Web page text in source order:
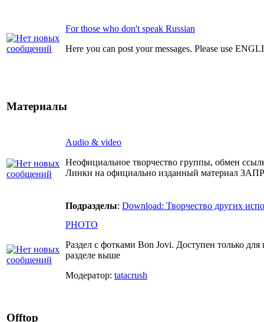
For those who don't speak Russian
Here you can post your messages. Please use
Материалы
Audio & video
Неофициальное творчество группы, обмен
Линки на официально изданный материал
Подразделы: Download: Творчество других
PHOTO
Раздел с фотками Bon Jovi. Доступен только
разделе выше
Модератор: tatacrush
Offtop